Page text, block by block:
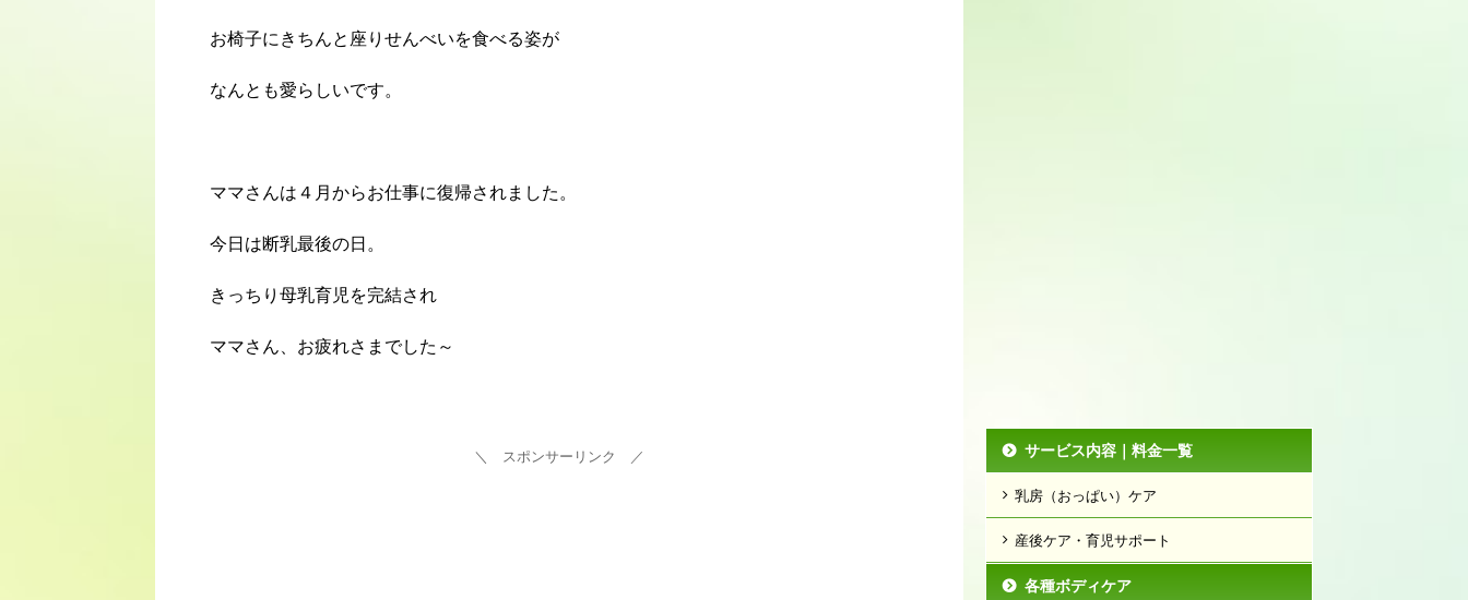
お椅子にきちんと座りせんべいを食べる姿が
なんとも愛らしいです。
ママさんは４月からお仕事に復帰されました。
今日は断乳最後の日。
きっちり母乳育児を完結され
ママさん、お疲れさまでした～
＼ スポンサーリンク ／ サービス内容｜料金一覧
乳房（おっぱい）ケア
産後ケア・育児サポート
各種ボディケア